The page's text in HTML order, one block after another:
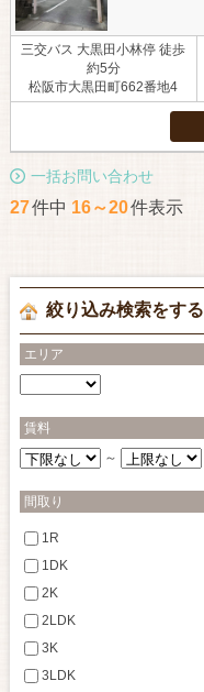
三交バス 大黒田小林停 徒歩
約5分
松阪市大黒田町662番地4
一括お問い合わせ
27件中 16～20件表示
絞り込み検索をする
エリア
賃料
～
間取り
1R
1DK
2K
2LDK
3K
3LDK